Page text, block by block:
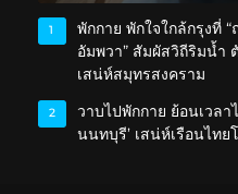
1
พักกาย พักใจใกล้กรุงที่
อัมพวา” สัมผัสวิถีริมน้ำ
เสน่ห์สมุทรสงคราม
2
วาบไปพักกาย ย้อนเวล
นนทบุรี’ เสน่ห์เรือนไท